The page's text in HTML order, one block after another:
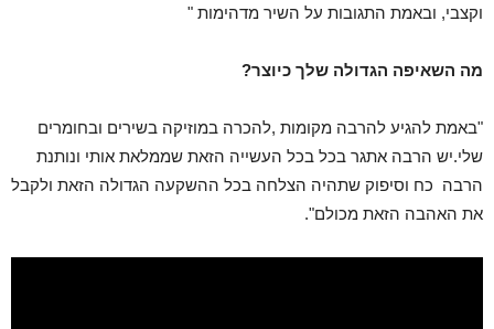
וקצבי, ובאמת התגובות על השיר מדהימות "
מה השאיפה הגדולה שלך כיוצר?
"באמת להגיע להרבה מקומות ,להכרה במוזיקה בשירים ובחומרים
שלי.יש הרבה אתגר בכל בכל העשייה הזאת שממלאת אותי ונותנת
הרבה כח וסיפוק שתהיה הצלחה בכל ההשקעה הגדולה הזאת ולקבל
את האהבה הזאת מכולם".